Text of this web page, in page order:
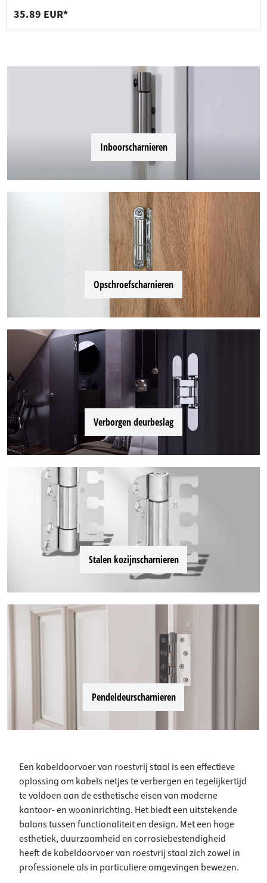
35.89 EUR*
Inboorscharnieren
Opschroefscharnieren
Verborgen deurbeslag
Stalen kozijnscharnieren
Pendeldeurscharnieren
Een kabeldoorvoer van roestvrij staal is een effectieve
oplossing om kabels netjes te verbergen en tegelijkertijd
te voldoen aan de esthetische eisen van moderne
kantoor- en wooninrichting. Het biedt een uitstekende
balans tussen functionaliteit en design. Met een hoge
esthetiek, duurzaamheid en corrosiebestendigheid
heeft de kabeldoorvoer van roestvrij staal zich zowel in
professionele als in particuliere omgevingen bewezen.